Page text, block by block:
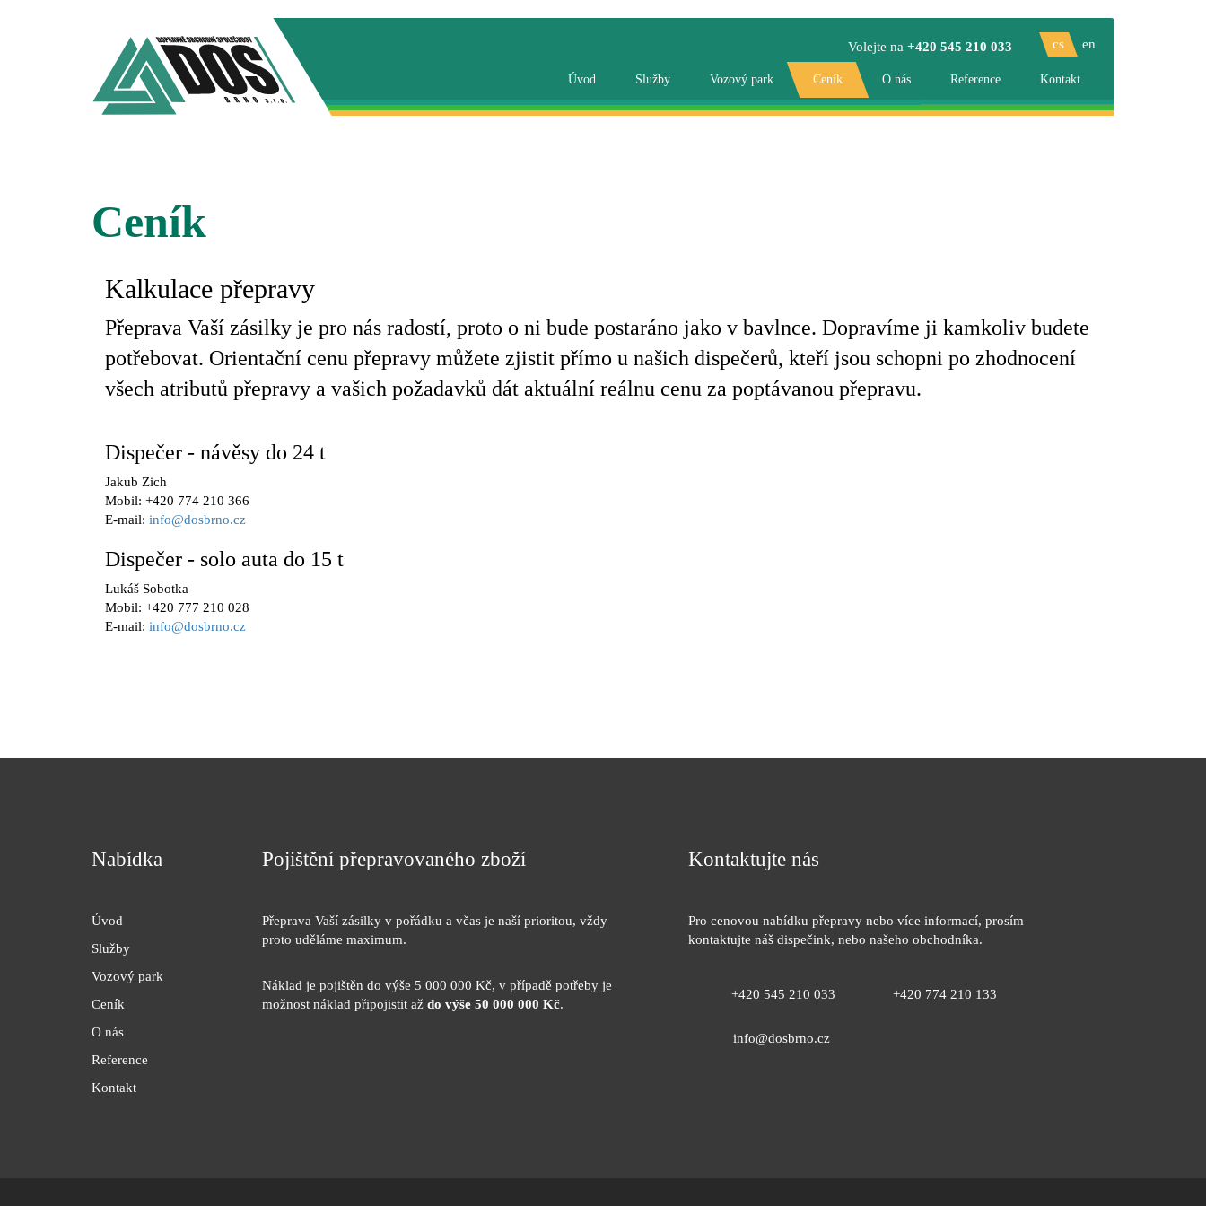
Volejte na +420 545 210 033 cs en
Úvod Služby Vozový park Ceník O nás Reference Kontakt
Ceník
Kalkulace přepravy
Přeprava Vaší zásilky je pro nás radostí, proto o ni bude postaráno jako v bavlnce. Dopravíme ji kamkoliv budete
potřebovat. Orientační cenu přepravy můžete zjistit přímo u našich dispečerů, kteří jsou schopni po zhodnocení
všech atributů přepravy a vašich požadavků dát aktuální reálnu cenu za poptávanou přepravu.
Dispečer - návěsy do 24 t
Jakub Zich
Mobil: +420 774 210 366
E-mail: info@dosbrno.cz
Dispečer - solo auta do 15 t
Lukáš Sobotka
Mobil: +420 777 210 028
E-mail: info@dosbrno.cz
Nabídka
Úvod
Služby
Vozový park
Ceník
O nás
Reference
Kontakt
Pojištění přepravovaného zboží
Přeprava Vaší zásilky v pořádku a včas je naší prioritou, vždy
proto uděláme maximum.
Náklad je pojištěn do výše 5 000 000 Kč, v případě potřeby je
možnost náklad připojistit až do výše 50 000 000 Kč.
Kontaktujte nás
Pro cenovou nabídku přepravy nebo více informací, prosím
kontaktujte náš dispečink, nebo našeho obchodníka.
+420 545 210 033 +420 774 210 133
info@dosbrno.cz